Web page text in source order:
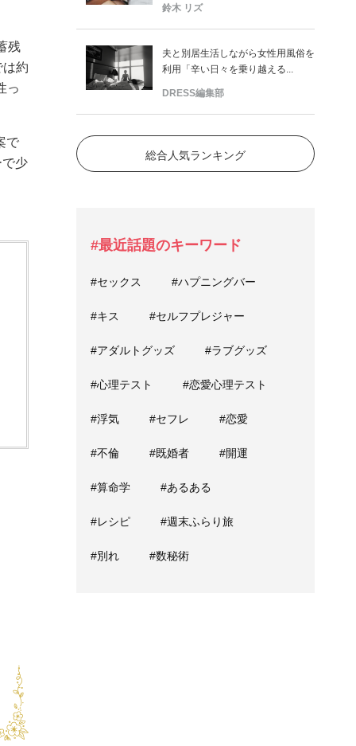
残
約
っ
で
少
鈴木 リズ
夫と別居生活しながら女性用風俗を
利用「辛い日々を乗り越える...
DRESS編集部
総合人気ランキング
#最近話題のキーワード
#セックス #ハプニングバー
#キス #セルフプレジャー
#アダルトグッズ #ラブグッズ
#心理テスト #恋愛心理テスト
#浮気 #セフレ #恋愛
#不倫 #既婚者 #開運
#算命学 #あるある
#レシピ #週末ふらり旅
#別れ #数秘術